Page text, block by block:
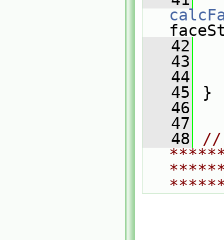
   42
   43
   44
   45
}
   46
   47
   48
//